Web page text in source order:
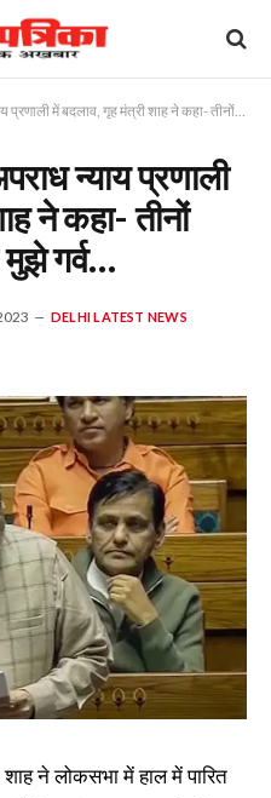
गृह मंत्री शाह ने कहा- तीनों कानूनों को बदलने का मुझे गर्व…
न्याय प्रणाली
ने कहा- तीनों
गर्व…
DELHI LATEST NEWS
ने लोकसभा में हाल में पारित